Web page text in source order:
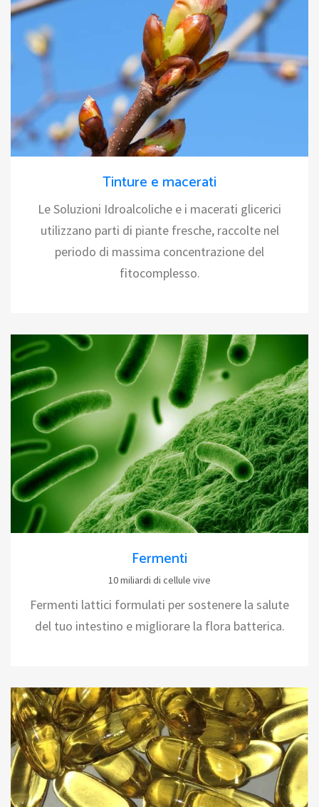
Tinture e macerati
Le Soluzioni Idroalcoliche e i macerati glicerici
utilizzano parti di piante fresche, raccolte nel
periodo di massima concentrazione del
fitocomplesso.
Fermenti
10 miliardi di cellule vive
Fermenti lattici formulati per sostenere la salute
del tuo intestino e migliorare la flora batterica.